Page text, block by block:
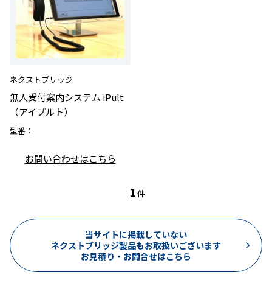
ネクストブリッジ
無人受付案内システム iPult
（アイプルト）
型番：
お問い合わせはこちら
1件
当サイトに掲載していない
ネクストブリッジ製品もお取扱いございます
お見積り・お問合せはこちら